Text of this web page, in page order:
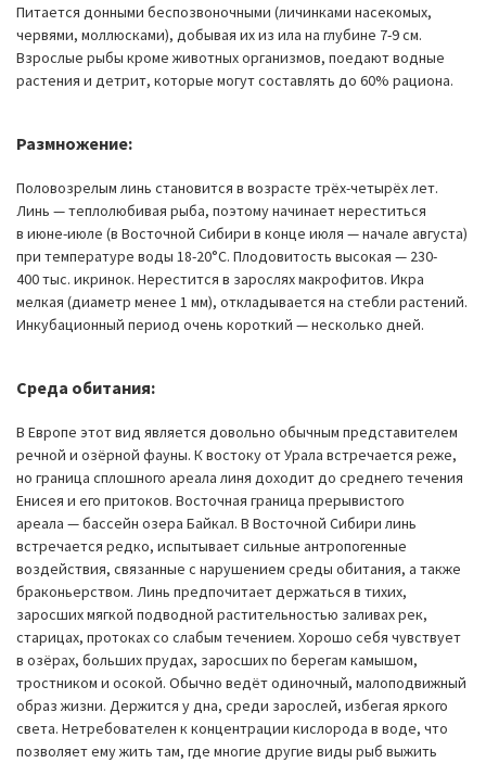
Питается донными беспозвоночными (личинками насекомых,
червями, моллюсками), добывая их из ила на глубине 7-9 см.
Взрослые рыбы кроме животных организмов, поедают водные
растения и детрит, которые могут составлять до 60% рациона.
Размножение:
Половозрелым линь становится в возрасте трёх-четырёх лет.
Линь — теплолюбивая рыба, поэтому начинает нереститься
в июне-июле (в Восточной Сибири в конце июля — начале августа)
при температуре воды 18-20°C. Плодовитость высокая — 230-
400 тыс. икринок. Нерестится в зарослях макрофитов. Икра
мелкая (диаметр менее 1 мм), откладывается на стебли растений.
Инкубационный период очень короткий — несколько дней.
Среда обитания:
В Европе этот вид является довольно обычным представителем
речной и озёрной фауны. К востоку от Урала встречается реже,
но граница сплошного ареала линя доходит до среднего течения
Енисея и его притоков. Восточная граница прерывистого
ареала — бассейн озера Байкал. В Восточной Сибири линь
встречается редко, испытывает сильные антропогенные
воздействия, связанные с нарушением среды обитания, а также
браконьерством. Линь предпочитает держаться в тихих,
заросших мягкой подводной растительностью заливах рек,
старицах, протоках со слабым течением. Хорошо себя чувствует
в озёрах, больших прудах, заросших по берегам камышом,
тростником и осокой. Обычно ведёт одиночный, малоподвижный
образ жизни. Держится у дна, среди зарослей, избегая яркого
света. Нетребователен к концентрации кислорода в воде, что
позволяет ему жить там, где многие другие виды рыб выжить